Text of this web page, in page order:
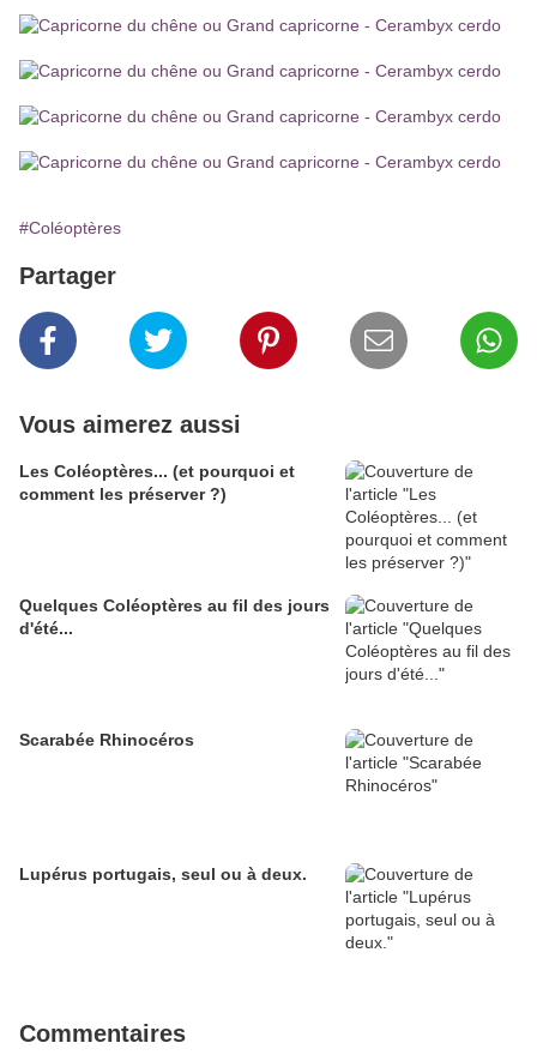
#Coléoptères
Partager
Vous aimerez aussi
Les Coléoptères... (et pourquoi et
comment les préserver ?)
Quelques Coléoptères au fil des jours
d'été...
Scarabée Rhinocéros
Lupérus portugais, seul ou à deux.
Commentaires